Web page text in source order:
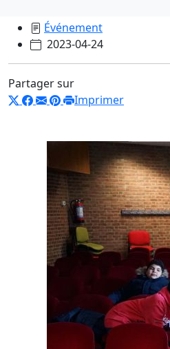
Événement
2023-04-24
Partager sur
Imprimer